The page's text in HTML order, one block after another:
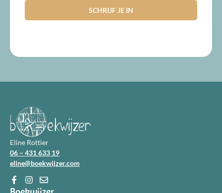
Eline Rottier
06 – 431 633 19
eline@boekwijzer.com